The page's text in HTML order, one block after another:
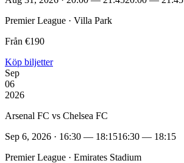
Premier League · Villa Park
Från €190
Köp biljetter
Sep
06
2026
Arsenal FC vs Chelsea FC
Sep 6, 2026 · 16:30 — 18:1516:30 — 18:15
Premier League · Emirates Stadium